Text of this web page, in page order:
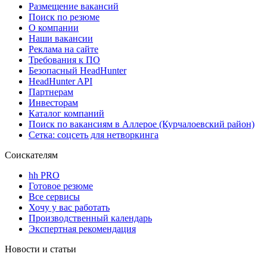
Размещение вакансий
Поиск по резюме
О компании
Наши вакансии
Реклама на сайте
Требования к ПО
Безопасный HeadHunter
HeadHunter API
Партнерам
Инвесторам
Каталог компаний
Поиск по вакансиям в Аллерое (Курчалоевский район)
Сетка: соцсеть для нетворкинга
Соискателям
hh PRO
Готовое резюме
Все сервисы
Хочу у вас работать
Производственный календарь
Экспертная рекомендация
Новости и статьи